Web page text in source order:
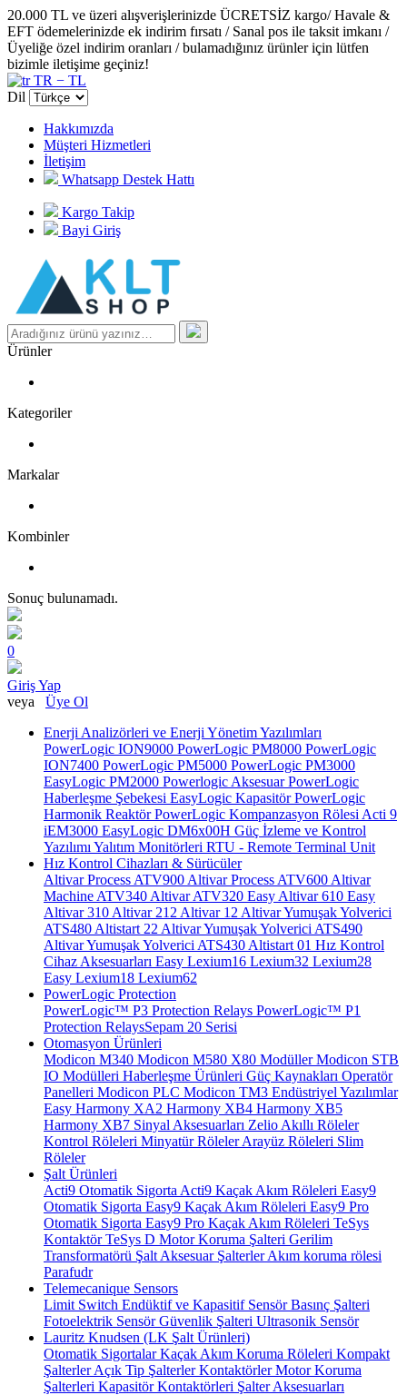
20.000 TL ve üzeri alışverişlerinizde ÜCRETSİZ kargo/ Havale &
EFT ödemelerinizde ek indirim fırsatı / Sanal pos ile taksit imkanı /
Üyeliğe özel indirim oranları / bulamadığınız ürünler için lütfen
bizimle iletişime geçiniz!
TR − TL
Dil
Hakkımızda
Müşteri Hizmetleri
İletişim
Whatsapp Destek Hattı
Kargo Takip
Bayi Giriş
Ürünler
Kategoriler
Markalar
Kombinler
Sonuç bulunamadı.
0
Giriş Yap
veya Üye Ol
Enerji Analizörleri ve Enerji Yönetim Yazılımları
PowerLogic ION9000 PowerLogic PM8000 PowerLogic
ION7400 PowerLogic PM5000 PowerLogic PM3000
EasyLogic PM2000 Powerlogic AksesuarPowerLogic
Haberleşme Şebekesi EasyLogic KapasitörPowerLogic
Harmonik ReaktörPowerLogic Kompanzasyon Rölesi Acti 9
iEM3000 EasyLogic DM6x00H Güç İzleme ve Kontrol
Yazılımı Yalıtım Monitörleri RTU - Remote Terminal Unit
Hız Kontrol Cihazları & Sürücüler
Altivar Process ATV900 Altivar Process ATV600 Altivar
Machine ATV340 Altivar ATV320 Easy Altivar 610 Easy
Altivar 310 Altivar 212 Altivar 12 Altivar Yumuşak Yolverici
ATS480 Altistart 22 Altivar Yumuşak Yolverici ATS490
Altivar Yumuşak Yolverici ATS430 Altistart 01 Hız Kontrol
Cihaz Aksesuarları Easy Lexium16 Lexium32 Lexium28
Easy Lexium18 Lexium62
PowerLogic Protection
PowerLogic™ P3 Protection Relays PowerLogic™ P1
Protection Relays​Sepam 20 Serisi
Otomasyon Ürünleri
Modicon M340 Modicon M580 X80 ModüllerModicon STB
IO Modülleri Haberleşme Ürünleri Güç Kaynakları Operatör
Panelleri Modicon PLC Modicon TM3 Endüstriyel Yazılımlar
Easy Harmony XA2 Harmony XB4 Harmony XB5
Harmony XB7 Sinyal Aksesuarları Zelio Akıllı Röleler
Kontrol Röleleri Minyatür RölelerArayüz Röleleri Slim
Röleler
Şalt Ürünleri
Acti9 Otomatik Sigorta Acti9 Kaçak Akım Röleleri Easy9
Otomatik Sigorta Easy9 Kaçak Akım Röleleri Easy9 Pro
Otomatik Sigorta Easy9 Pro Kaçak Akım Röleleri TeSys
KontaktörTeSys D Motor Koruma Şalteri Gerilim
Transformatörü Şalt Aksesuar ŞalterlerAkım koruma rölesi
Parafudr
Telemecanique Sensors
Limit Switch Endüktif ve Kapasitif SensörBasınç Şalteri
Fotoelektrik SensörGüvenlik Şalteri Ultrasonik Sensör
Lauritz Knudsen (LK Şalt Ürünleri)
Otomatik SigortalarKaçak Akım Koruma Röleleri Kompakt
ŞalterlerAçık Tip ŞalterlerKontaktörlerMotor Koruma
Şalterleri Kapasitör Kontaktörleri Şalter Aksesuarları